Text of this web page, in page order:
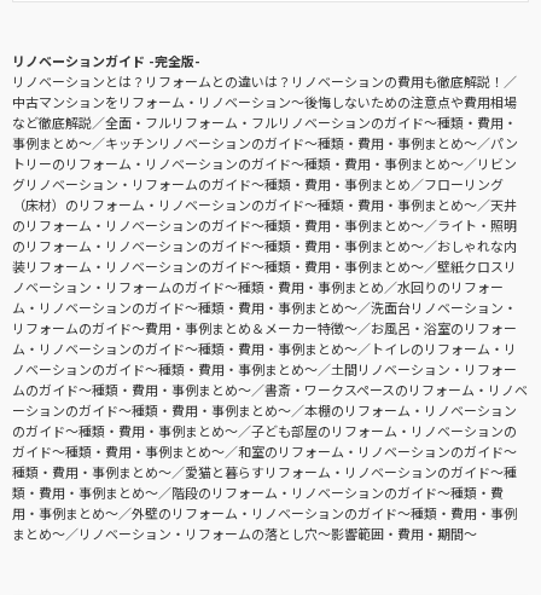
リノベーションガイド -完全版-
リノベーションとは？リフォームとの違いは？リノベーションの費用も徹底解説！
中古マンションをリフォーム・リノベーション〜後悔しないための注意点や費用相場
など徹底解説
全面・フルリフォーム・フルリノベーションのガイド〜種類・費用・
事例まとめ〜
キッチンリノベーションのガイド〜種類・費用・事例まとめ〜
パン
トリーのリフォーム・リノベーションのガイド〜種類・費用・事例まとめ〜
リビン
グリノベーション・リフォームのガイド〜種類・費用・事例まとめ
フローリング
（床材）のリフォーム・リノベーションのガイド〜種類・費用・事例まとめ〜
天井
のリフォーム・リノベーションのガイド〜種類・費用・事例まとめ〜
ライト・照明
のリフォーム・リノベーションのガイド〜種類・費用・事例まとめ〜
おしゃれな内
装リフォーム・リノベーションのガイド〜種類・費用・事例まとめ〜
壁紙クロスリ
ノベーション・リフォームのガイド〜種類・費用・事例まとめ
水回りのリフォー
ム・リノベーションのガイド〜種類・費用・事例まとめ〜
洗面台リノベーション・
リフォームのガイド〜費用・事例まとめ＆メーカー特徴〜
お風呂・浴室のリフォー
ム・リノベーションのガイド〜種類・費用・事例まとめ〜
トイレのリフォーム・リ
ノベーションのガイド〜種類・費用・事例まとめ〜
土間リノベーション・リフォー
ムのガイド〜種類・費用・事例まとめ〜
書斎・ワークスペースのリフォーム・リノベ
ーションのガイド〜種類・費用・事例まとめ〜
本棚のリフォーム・リノベーション
のガイド〜種類・費用・事例まとめ〜
子ども部屋のリフォーム・リノベーションの
ガイド〜種類・費用・事例まとめ〜
和室のリフォーム・リノベーションのガイド〜
種類・費用・事例まとめ〜
愛猫と暮らすリフォーム・リノベーションのガイド〜種
類・費用・事例まとめ〜
階段のリフォーム・リノベーションのガイド〜種類・費
用・事例まとめ〜
外壁のリフォーム・リノベーションのガイド〜種類・費用・事例
まとめ〜
リノベーション・リフォームの落とし穴～影響範囲・費用・期間～